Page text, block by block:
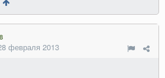
февраля 2013